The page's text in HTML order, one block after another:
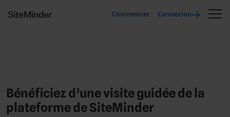
Commencer Connexion
Bénéficiez d’une visite guidée de la
plateforme de SiteMinder